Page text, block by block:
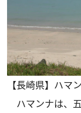
【長崎県】ハマン
ハマンナは、